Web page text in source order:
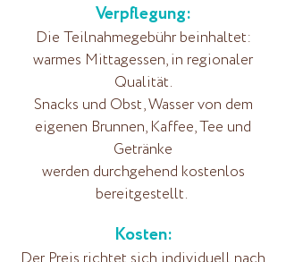
Verpflegung:
Die Teilnahmegebühr beinhaltet:
warmes Mittagessen, in regionaler
Qualität.
Snacks und Obst, Wasser von dem
eigenen Brunnen, Kaffee, Tee und
Getränke
werden durchgehend kostenlos
bereitgestellt.
Kosten: